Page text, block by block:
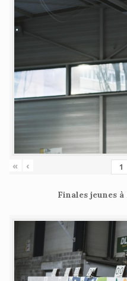
« ‹
Finales jeunes